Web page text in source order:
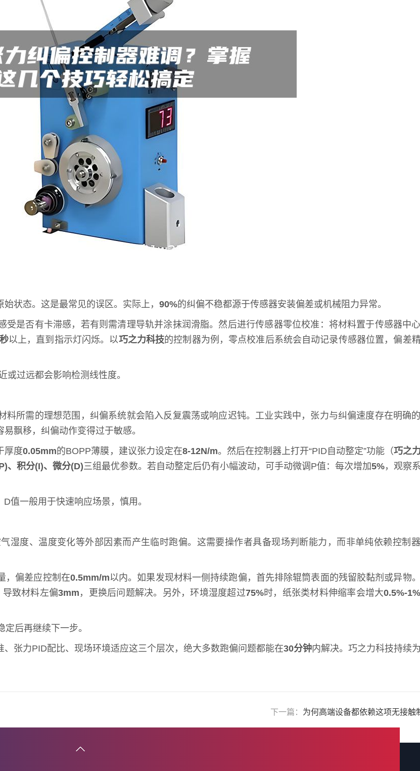
状态。这是最常见的误区。实际上， 90%的纠偏不稳都源于传感器安装偏差或机械阻力异常。
受是否有卡滞感，若有则需清理导轨并涂抹润滑脂。然后进行传感器零位校准：将材料置于传感器中
以上，直到指示灯闪烁。以巧之力科技的控制器为例，零点校准后系统会自动记录传感器位置，偏差
或过远都会影响检测线性度。
所需的理想范围，纠偏系统就会陷入反复震荡或响应迟钝。工业实践中，张力与纠偏速度存在明确
飘移，纠偏动作变得过于敏感。
厚度0.05mm的BOPP薄膜，建议张力设定在8-12N/m。然后在控制器上打开“PID自动整定”功能（巧之
、积分(I)、微分(D)三组最优参数。若自动整定后仍有小幅波动，可手动微调P值：每次增加5%，观察
值一般用于快速响应场景，慎用。
湿度、温度变化等外部因素而产生临时跑偏。这需要操作者具备现场判断能力，而非单纯依赖控制
，偏差应控制在0.5mm/m以内。如果发现材料一侧持续跑偏，首先排除辊筒表面的残留胶黏剂或异物
导致材料左偏3mm ，更换后问题解决。另外，环境湿度超过75%时，纸张类材料伸缩率会增大0.5%-
后再继续下一步。
张力PID配比、现场环境适应这三个层次，绝大多数跑偏问题都能在30分钟内解决。巧之力科技持续
下一篇： 为何高端设备都依赖这项无接触